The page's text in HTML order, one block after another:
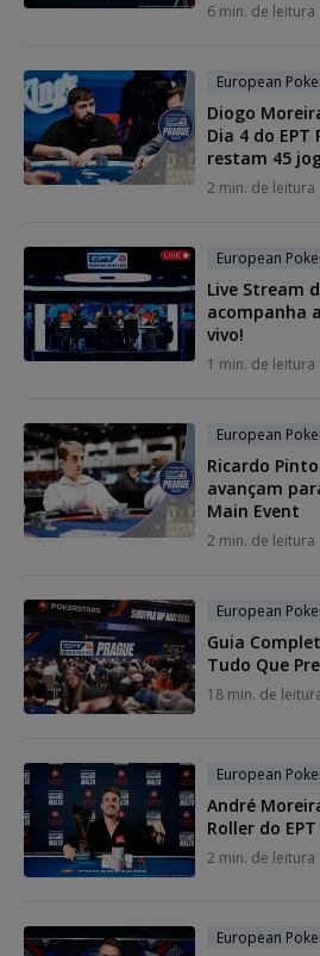
6 min. de leitura
European
Diogo
Dia 4 do EPT
restam 45
2 min. de leitura
European
Live Stream
acompanha
vivo!
1 min. de leitura
European
Ricardo
avançam
Main Event
2 min. de leitura
European
Guia
Tudo Que
18 min. de
European
André
Roller do
2 min. de leitura
European